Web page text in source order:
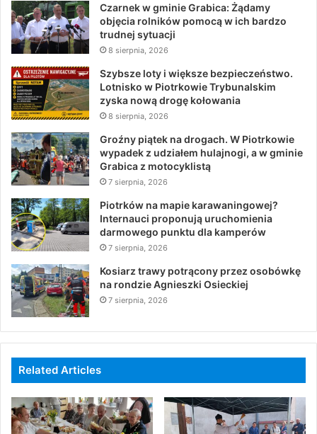
Czarnek w gminie Grabica: Żądamy
objęcia rolników pomocą w ich bardzo
trudnej sytuacji
8 sierpnia, 2026
Szybsze loty i większe bezpieczeństwo.
Lotnisko w Piotrkowie Trybunalskim
zyska nową drogę kołowania
8 sierpnia, 2026
Groźny piątek na drogach. W Piotrkowie
wypadek z udziałem hulajnogi, a w gminie
Grabica z motocyklistą
7 sierpnia, 2026
Piotrków na mapie karawaningowej?
Internauci proponują uruchomienia
darmowego punktu dla kamperów
7 sierpnia, 2026
Kosiarz trawy potrącony przez osobówkę
na rondzie Agnieszki Osieckiej
7 sierpnia, 2026
Related Articles